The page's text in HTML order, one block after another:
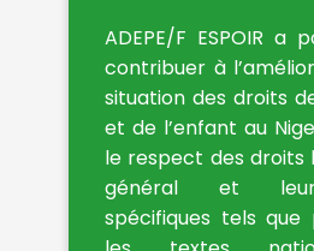
ADEPE/F ESPOIR a
contribuer à
situation des droits
et de l’enfant au
le respect des droits
général et
spécifiques tels que